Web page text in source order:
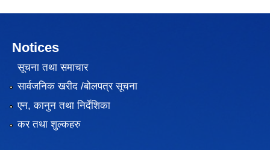
Notices
सूचना तथा समाचार
सार्वजनिक खरीद /बोलपत्र सूचना
एन, कानुन तथा निर्देशिका
कर तथा शुल्कहरु